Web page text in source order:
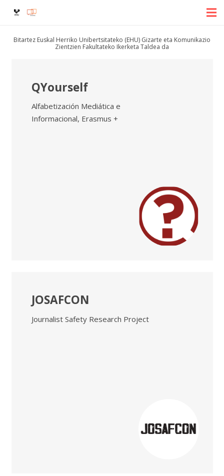
Bitartez Euskal Herriko Unibertsitateko (EHU) Gizarte eta Komunikazio
Zientzien Fakultateko Ikerketa Taldea da
QYourself
Alfabetización Mediática e
Informacional, Erasmus +
JOSAFCON
Journalist Safety Research Project